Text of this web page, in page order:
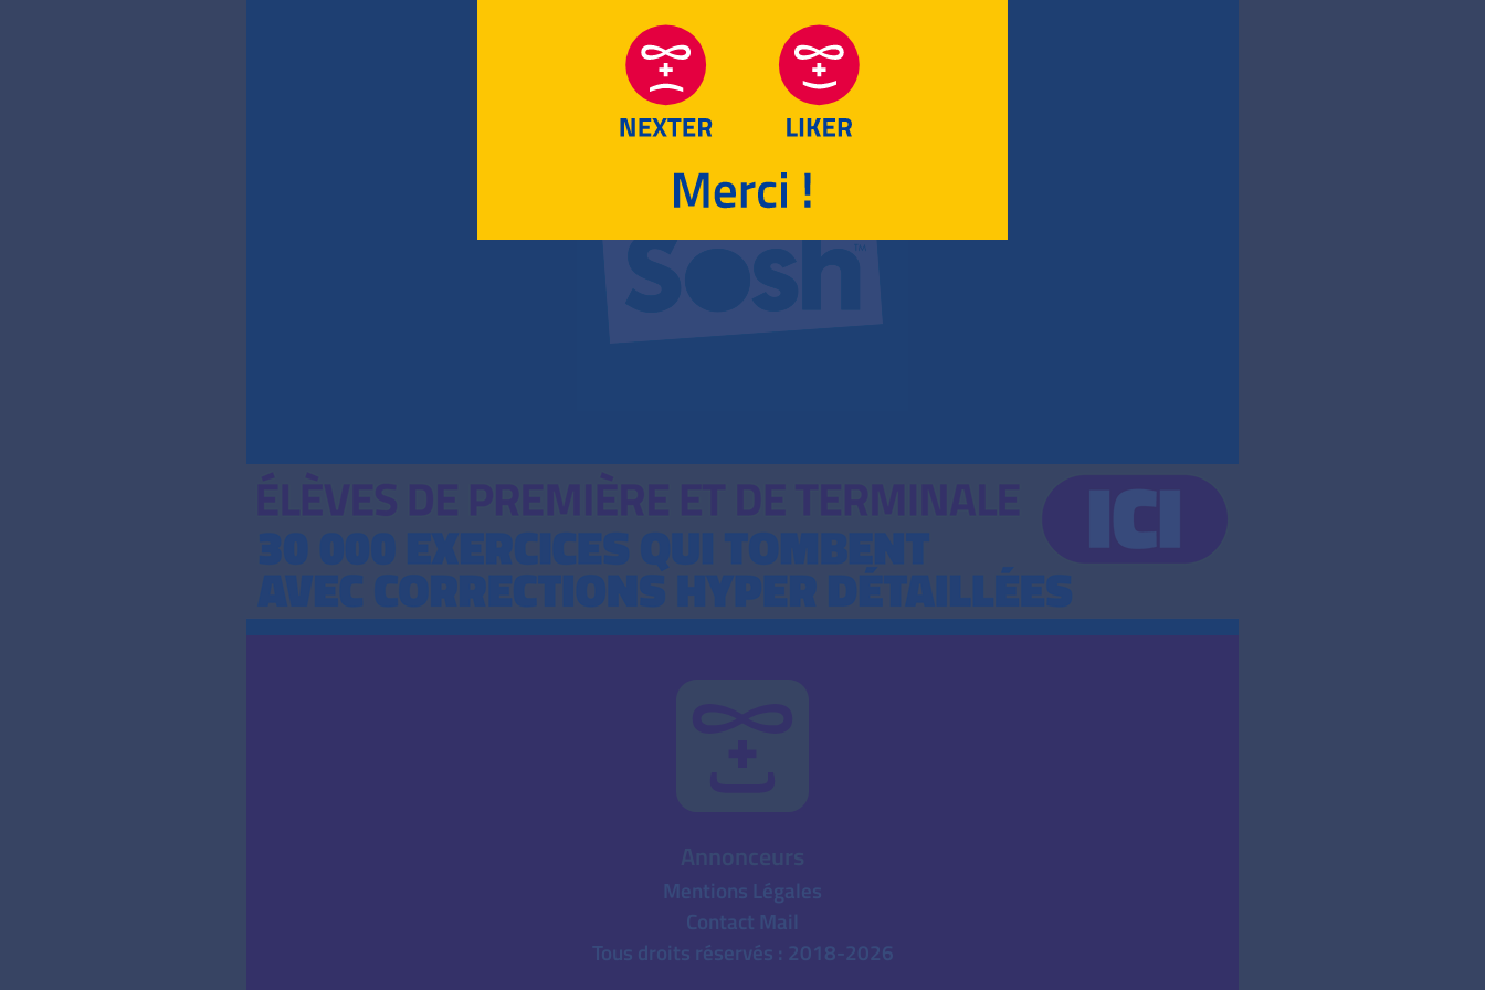
RETOUR
Mentions Légales
Contact Mail
Tous droits réservés : 2018-2026